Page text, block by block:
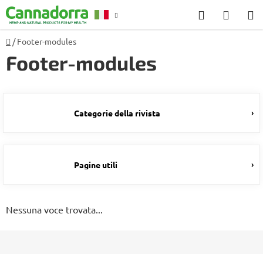
Vai
al
contenuto
Ricerca
DELLA
Casa
/ Footer-modules
Footer-modules
Categorie della rivista
Pagine utili
Nessuna voce trovata...